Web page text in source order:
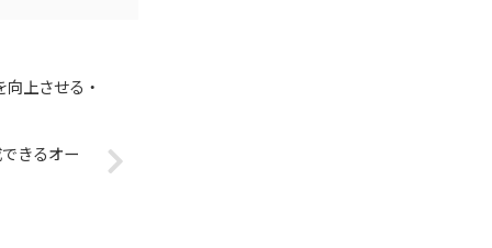
上させる・
きるオー